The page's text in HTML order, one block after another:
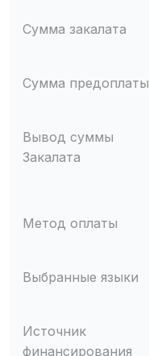
Сумма закалата
Сумма предоплаты
Вывод суммы
Закалата
Метод оплаты
Выбранные языки
Источник
финансирования